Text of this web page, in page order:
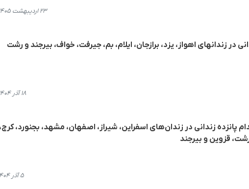
۲۳ اردیبهشت ۱۴۰۵، ۲۰:۲۳
۱۸ آذر ۱۴۰۴، ۲۰:۲۴
پانزده زندانی در زندان‌های اسفراین، شیراز، اصفهان، مشهد، بجنورد،
رشت، قزوین و بیرجند
۵ آذر ۱۴۰۴، ۱۹:۵۵